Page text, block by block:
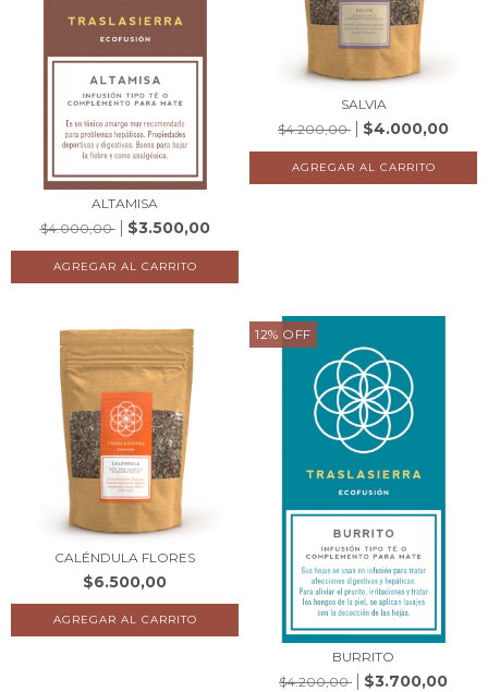
ALTAMISA
$4.000,00
$3.500,00
SALVIA
$4.200,00
$4.000,00
CALÉNDULA FLORES
$6.500,00
12% OFF
BURRITO
$4.200,00
$3.700,00